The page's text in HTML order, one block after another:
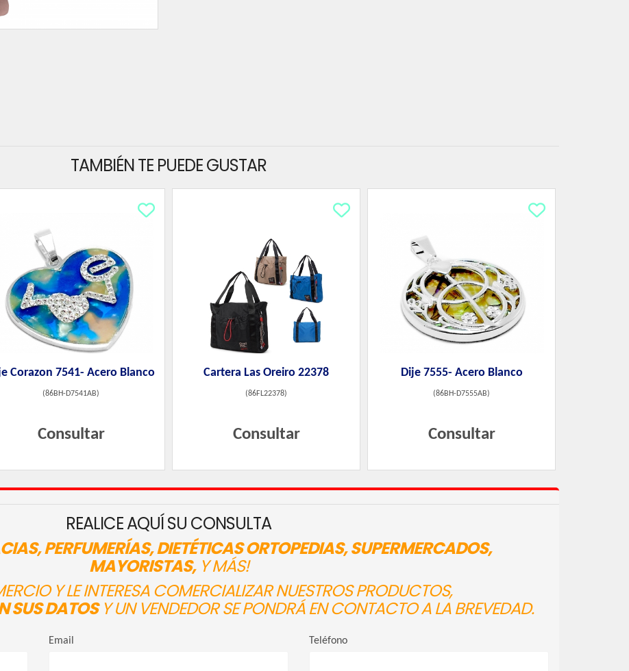
TAMBIÉN TE PUEDE GUSTAR
Corazon 7541- Acero Blanco
(86BH-D7541AB)
Consultar
Cartera Las Oreiro 22378
(86FL22378)
Consultar
Dije 7555- Acero Blanco
(86BH-D7555AB)
Consultar
REALICE AQUÍ SU CONSULTA
PERFUMERÍAS, DIETÉTICAS ORTOPEDIAS, SUPERMERCADOS,
MAYORISTAS,Y MÁS!
Y LE INTERESA COMERCIALIZAR NUESTROS PRODUCTOS,
SUS DATOSY UN VENDEDOR SE PONDRÁ EN CONTACTO A LA BREVEDAD.
Email Teléfono